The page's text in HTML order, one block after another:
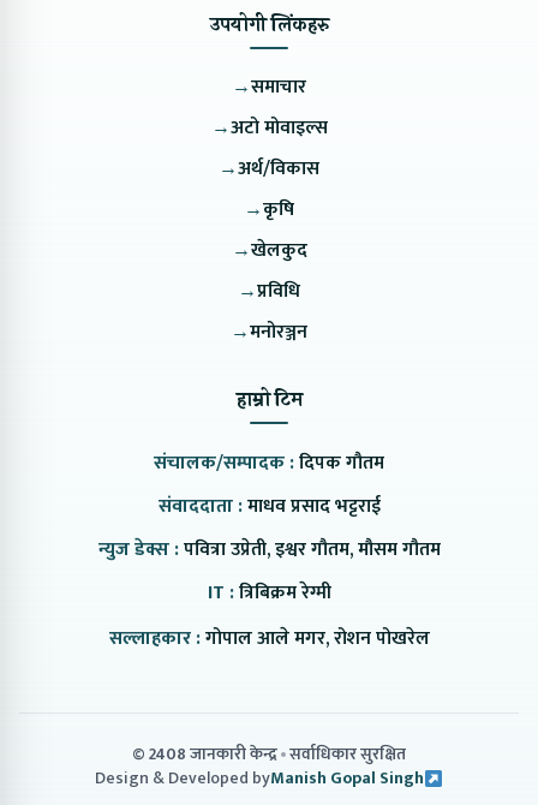
उपयोगी लिंकहरु
→समाचार
→अटो मोवाइल्स
→अर्थ/विकास
→कृषि
→खेलकुद
→प्रविधि
→मनोरञ्जन
हाम्रो टिम
संचालक/सम्पादक :दिपक गौतम
संवाददाता :माधव प्रसाद भट्टराई
न्युज डेक्स :पवित्रा उप्रेती, इश्वर गौतम, मौसम गौतम
IT :त्रिबिक्रम रेग्मी
सल्लाहकार :गोपाल आले मगर, रोशन पोखरेल
© 2408 जानकारी केन्द्र सर्वाधिकार सुरक्षित
Design & Developed byManish Gopal Singh